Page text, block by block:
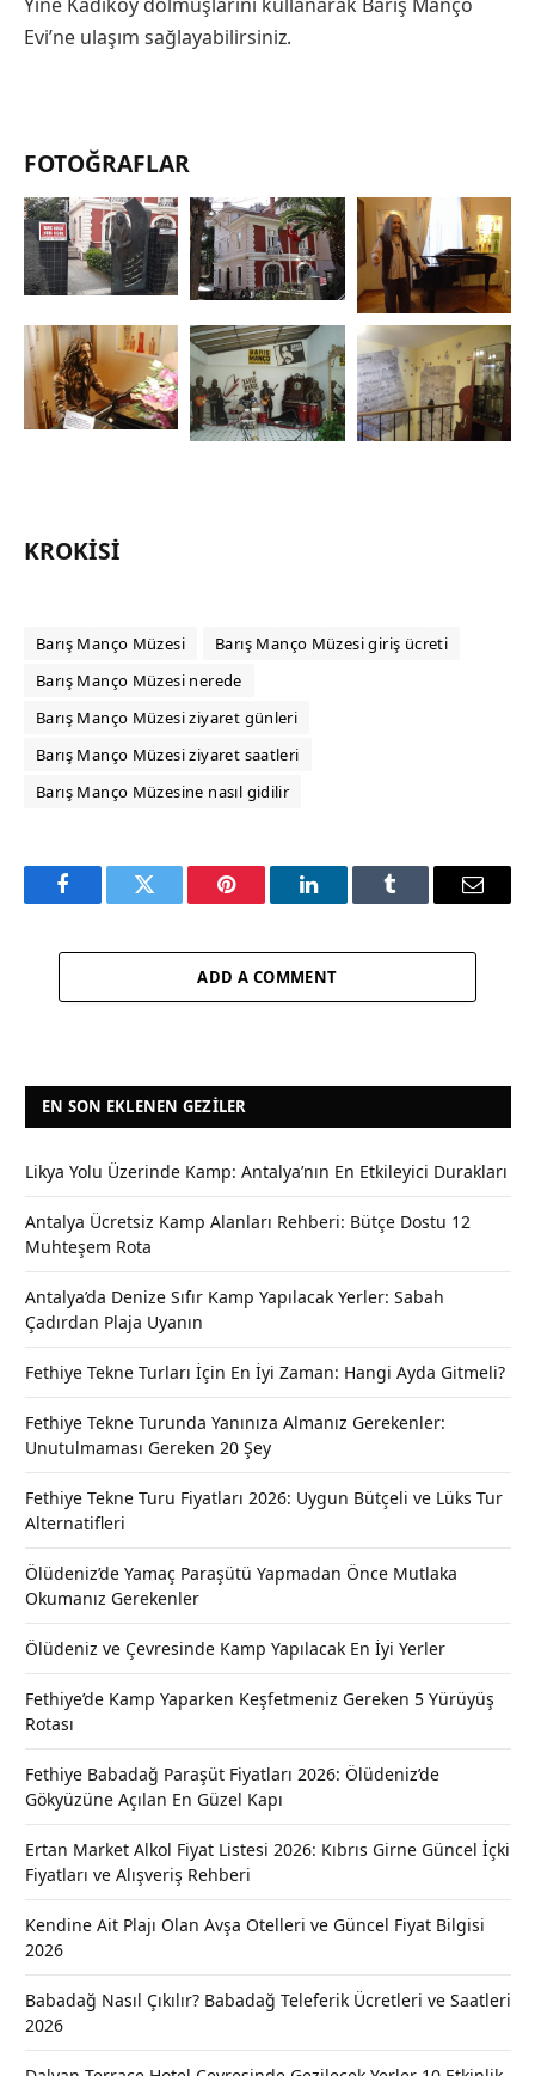
Evi’ne ulaşım sağlayabilirsiniz.
FOTOĞRAFLAR
KROKISI
Barış Manço Müzesi
Barış Manço Müzesi giriş ücreti
Barış Manço Müzesi nerede
Barış Manço Müzesi ziyaret günleri
Barış Manço Müzesi ziyaret saatleri
Barış Manço Müzesine nasıl gidilir
FacebookTwitter Pinterest LinkedInTumblr Email
ADD A COMMENT
EN SON EKLENEN GEZILER
Likya Yolu Üzerinde Kamp: Antalya’nın En Etkileyici Durakları
Antalya Ücretsiz Kamp Alanları Rehberi: Bütçe Dostu 12
Muhteşem Rota
Antalya’da Denize Sıfır Kamp Yapılacak Yerler: Sabah
Çadırdan Plaja Uyanın
Fethiye Tekne Turları İçin En İyi Zaman: Hangi Ayda Gitmeli?
Fethiye Tekne Turunda Yanınıza Almanız Gerekenler:
Unutulmaması Gereken 20 Şey
Fethiye Tekne Turu Fiyatları 2026: Uygun Bütçeli ve Lüks Tur
Alternatifleri
Ölüdeniz’de Yamaç Paraşütü Yapmadan Önce Mutlaka
Okumanız Gerekenler
Ölüdeniz ve Çevresinde Kamp Yapılacak En İyi Yerler
Fethiye’de Kamp Yaparken Keşfetmeniz Gereken 5 Yürüyüş
Rotası
Fethiye Babadağ Paraşüt Fiyatları 2026: Ölüdeniz’de
Gökyüzüne Açılan En Güzel Kapı
Ertan Market Alkol Fiyat Listesi 2026: Kıbrıs Girne Güncel İçki
Fiyatları ve Alışveriş Rehberi
Kendine Ait Plajı Olan Avşa Otelleri ve Güncel Fiyat Bilgisi
2026
Babadağ Nasıl Çıkılır? Babadağ Teleferik Ücretleri ve Saatleri
2026